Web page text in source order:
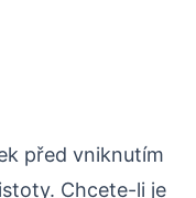
před vniknutím
Chcete-li je